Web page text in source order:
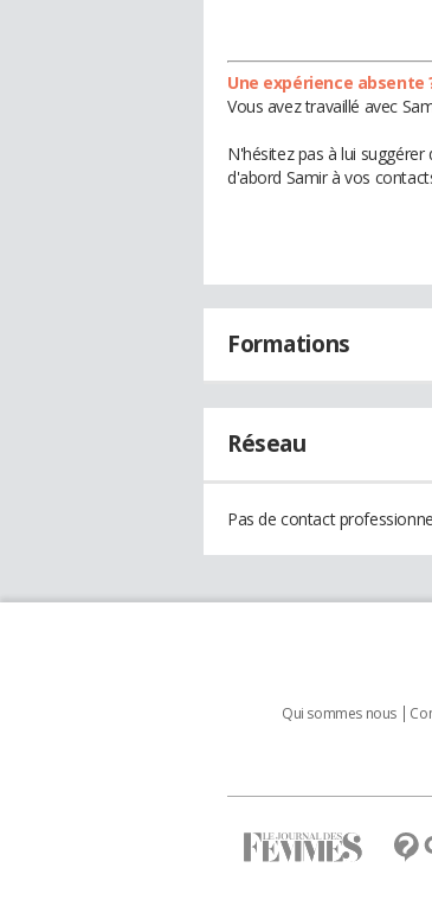
Une expérience absente
Vous avez travaillé avec
N'hésitez pas à lui
d'abord Samir à vos
Formations
Réseau
Pas de contact
Qui sommes nous